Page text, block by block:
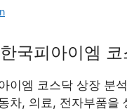
국피아이엠 코
이엠 코스닥 상장 분
차, 의료, 전자부품